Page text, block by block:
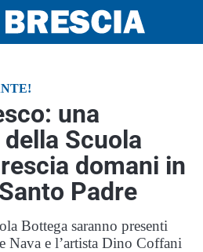
una
Scuola
domani in
Padre
Bottega saranno presenti
Nava e l’artista Dino Coffani